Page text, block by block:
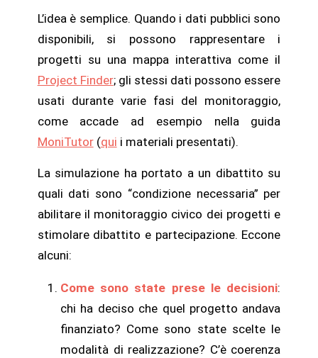
L’idea è semplice. Quando i dati pubblici sono
disponibili, si possono rappresentare i
progetti su una mappa interattiva come il
Project Finder; gli stessi dati possono essere
usati durante varie fasi del monitoraggio,
come accade ad esempio nella guida
MoniTutor(qui i materiali presentati).
La simulazione ha portato a un dibattito su
quali dati sono “condizione necessaria” per
abilitare il monitoraggio civico dei progetti e
stimolare dibattito e partecipazione. Eccone
alcuni:
Come sono state prese le decisioni:
chi ha deciso che quel progetto andava
finanziato? Come sono state scelte le
modalità di realizzazione? C’è coerenza